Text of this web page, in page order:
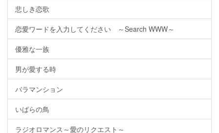
悲しき恋歌
恋愛ワードを入力してください ～Search WWW～
優雅な一族
男が愛する時
バラマンション
いばらの鳥
ラジオロマンス～愛のリクエスト～